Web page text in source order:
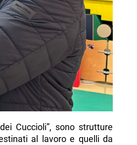
Cuccioli”, sono strutture
al lavoro e quelli da